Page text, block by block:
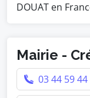
DOUAT en
Mairie -
03 44 59 44